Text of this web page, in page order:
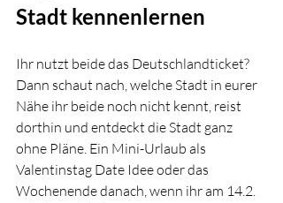
Stadt kennenlernen
Ihr nutzt beide das Deutschlandticket?
Dann schaut nach, welche Stadt in eurer
Nähe ihr beide noch nicht kennt, reist
dorthin und entdeckt die Stadt ganz
ohne Pläne. Ein Mini-Urlaub als
Valentinstag Date Idee oder das
Wochenende danach, wenn ihr am 14.2.